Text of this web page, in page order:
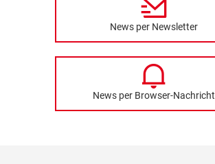
News per Newsletter
News per Browser-Nachricht